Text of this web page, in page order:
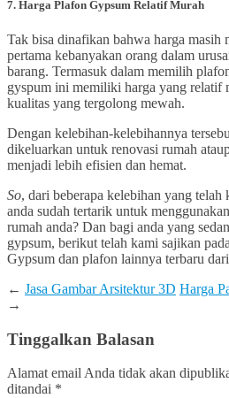
7. Harga Plafon Gypsum Relatif Murah
Tak bisa dinafikan bahwa harga masih
pertama kebanyakan orang dalam
barang. Termasuk dalam memilih
gyspum ini memiliki harga yang relatif
kualitas yang tergolong mewah.
Dengan kelebihan-kelebihannya
dikeluarkan untuk renovasi rumah
menjadi lebih efisien dan hemat.
So, dari beberapa kelebihan yang telah
anda sudah tertarik untuk
rumah anda? Dan bagi anda yang
gypsum, berikut telah kami sajikan
Gypsum dan plafon lainnya terbaru
← Jasa Gambar Arsitektur 3D Harga
→
Tinggalkan Balasan
Alamat email Anda tidak akan
ditandai *